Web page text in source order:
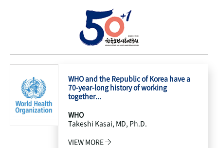
WHO and the Republic of Korea have a
70-year-long history of working
together...
WHO
Takeshi Kasai, MD, Ph.D.
VIEW MORE